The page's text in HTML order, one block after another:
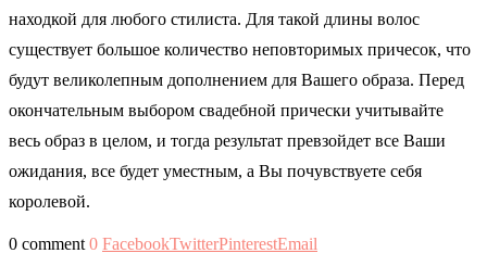
находкой для любого стилиста. Для такой длины волос
существует большое количество неповторимых причесок, что
будут великолепным дополнением для Вашего образа. Перед
окончательным выбором свадебной прически учитывайте
весь образ в целом, и тогда результат превзойдет все Ваши
ожидания, все будет уместным, а Вы почувствуете себя
королевой.
0 comment 0 FacebookTwitterPinterestEmail